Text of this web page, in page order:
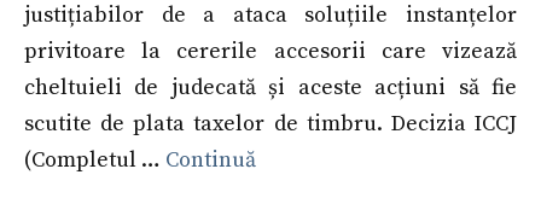
justițiabilor de a ataca soluțiile instanțelor
privitoare la cererile accesorii care vizează
cheltuieli de judecată și aceste acțiuni să fie
scutite de plata taxelor de timbru. Decizia ICCJ
(Completul … Continuă